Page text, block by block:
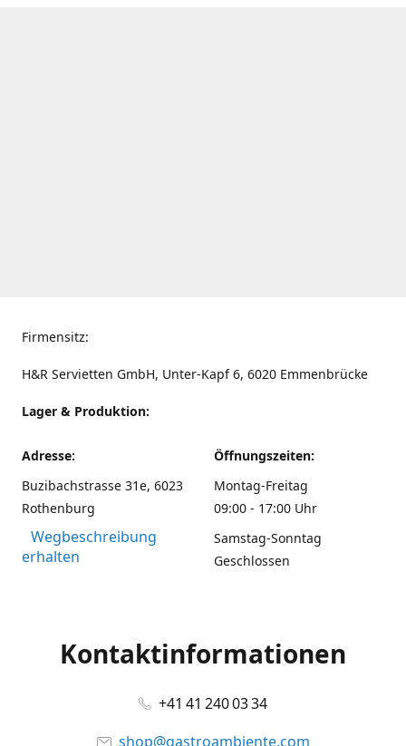
Firmensitz:
H&R Servietten GmbH, Unter-Kapf 6, 6020 Emmenbrücke
Lager & Produktion:
Adresse:
Buzibachstrasse 31e, 6023
Rothenburg
Wegbeschreibung
erhalten
Öffnungszeiten:
Montag-Freitag
09:00 - 17:00 Uhr
Samstag-Sonntag
Geschlossen
Kontaktinformationen
+41 41 240 03 34
shop@gastroambiente.com